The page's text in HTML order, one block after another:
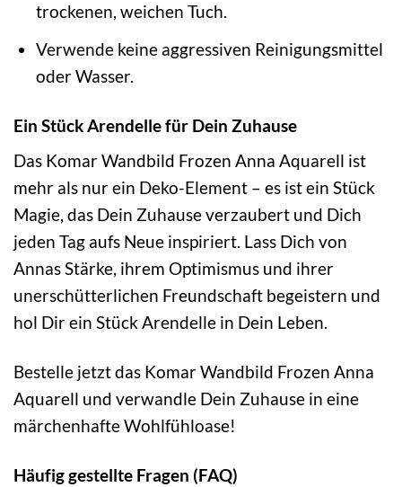
trockenen, weichen Tuch.
Verwende keine aggressiven Reinigungsmittel
oder Wasser.
Ein Stück Arendelle für Dein Zuhause
Das Komar Wandbild Frozen Anna Aquarell ist
mehr als nur ein Deko-Element – es ist ein Stück
Magie, das Dein Zuhause verzaubert und Dich
jeden Tag aufs Neue inspiriert. Lass Dich von
Annas Stärke, ihrem Optimismus und ihrer
unerschütterlichen Freundschaft begeistern und
hol Dir ein Stück Arendelle in Dein Leben.
Bestelle jetzt das Komar Wandbild Frozen Anna
Aquarell und verwandle Dein Zuhause in eine
märchenhafte Wohlfühloase!
Häufig gestellte Fragen (FAQ)